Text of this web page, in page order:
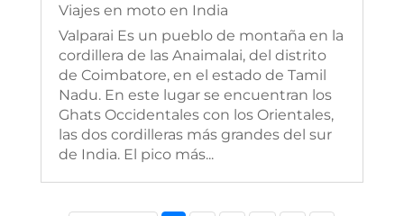
Viajes en moto en India
Valparai Es un pueblo de montaña en la
cordillera de las Anaimalai, del distrito
de Coimbatore, en el estado de Tamil
Nadu. En este lugar se encuentran los
Ghats Occidentales con los Orientales,
las dos cordilleras más grandes del sur
de India. El pico más...